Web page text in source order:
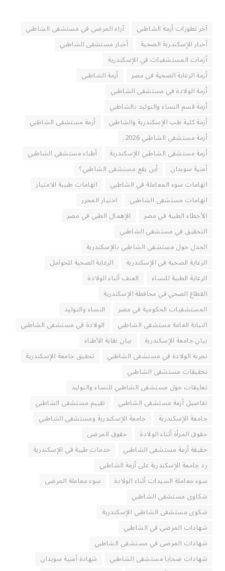
آخر تطورات أزمة الشاطبي
آراء المرضى في مستشفى الشاطبي
أخبار الإسكندرية الصحية
أخبار مستشفى الشاطبي
أزمات المستشفيات في الإسكندرية
أزمة الرعاية الصحية في مصر
أزمة الشاطبي
أزمة الولادة في مستشفى الشاطبي
أزمة قسم النساء والتوليد بالشاطبي
أزمة كلية طب الإسكندرية والشاطبي
أزمة مستشفى الشاطبي
أزمة مستشفى الشاطبي 2026.
أزمة مستشفى الشاطبي الإسكندرية
أطباء مستشفى الشاطبي
أمنية سويدان
أين يقع مستشفى الشاطبي؟
اتهامات سوء المعاملة في الشاطبي
اتهامات طبيبة الامتياز
اتهامات مستشفى الشاطبي
اختيار المحرر
الأخطاء الطبية في مصر
الإهمال الطبي في مصر
التحقيق في مستشفى الشاطبي
الجدل حول مستشفى الشاطبي بالإسكندرية
الرعاية الصحية في الإسكندرية
الرعاية الصحية للحوامل
الرعاية الطبية للنساء
العنف أثناء الولادة
القطاع الصحي في محافظة الإسكندرية
المستشفيات الحكومية في مصر
النساء والتوليد
النيابة العامة مستشفى الشاطبي
الولادة في مستشفى الشاطبي
بيان جامعة الإسكندرية
بيان نقابة الأطباء
تجربة الولادة في مستشفى الشاطبي
تحقيق جامعة الإسكندرية
تحقيقات مستشفى الشاطبي
تعليقات حول مستشفى الشاطبي للنساء والتوليد
تفاصيل أزمة مستشفى الشاطبي
تقييم مستشفى الشاطبي
جامعة الإسكندرية
جامعة الإسكندرية ومستشفى الشاطبي
حقوق المرأة أثناء الولادة
حقوق المرضى
حقيقة أزمة مستشفى الشاطبي
خدمات طبية في الإسكندرية
رد جامعة الإسكندرية على أزمة الشاطبي
سوء معاملة السيدات أثناء الولادة
سوء معاملة المرضى
شكاوى مستشفى الشاطبي
شكوى مستشفى الشاطبي الإسكندرية
شهادات المرضى في الشاطبي
شهادات المرضى في مستشفى الشاطبي
شهادات ضحايا مستشفى الشاطبي
شهادة أمنية سويدان